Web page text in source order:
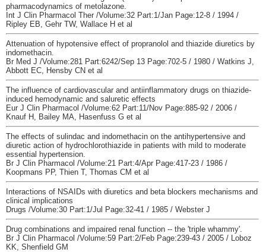
pharmacodynamics of metolazone.
Int J Clin Pharmacol Ther /Volume:32 Part:1/Jan Page:12-8 / 1994 /
Ripley EB, Gehr TW, Wallace H et al
Attenuation of hypotensive effect of propranolol and thiazide diuretics by
indomethacin.
Br Med J /Volume:281 Part:6242/Sep 13 Page:702-5 / 1980 / Watkins J,
Abbott EC, Hensby CN et al
The influence of cardiovascular and antiinflammatory drugs on thiazide-
induced hemodynamic and saluretic effects
Eur J Clin Pharmacol /Volume:62 Part:11/Nov Page:885-92 / 2006 /
Knauf H, Bailey MA, Hasenfuss G et al
The effects of sulindac and indomethacin on the antihypertensive and
diuretic action of hydrochlorothiazide in patients with mild to moderate
essential hypertension.
Br J Clin Pharmacol /Volume:21 Part:4/Apr Page:417-23 / 1986 /
Koopmans PP, Thien T, Thomas CM et al
Interactions of NSAIDs with diuretics and beta blockers mechanisms and
clinical implications
Drugs /Volume:30 Part:1/Jul Page:32-41 / 1985 / Webster J
Drug combinations and impaired renal function -- the 'triple whammy'.
Br J Clin Pharmacol /Volume:59 Part:2/Feb Page:239-43 / 2005 / Loboz
KK, Shenfield GM